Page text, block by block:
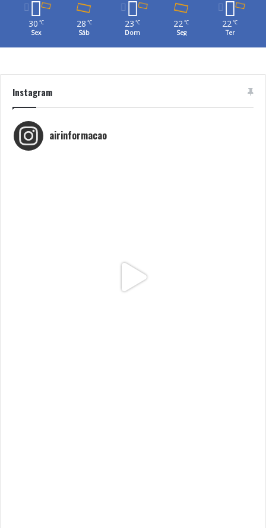
30 ℃
Sex
28 ℃
Sáb
23 ℃
Dom
22℃
Seg
22℃
Ter
Instagram
airinformacao